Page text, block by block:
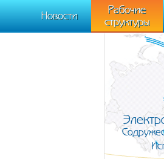
m[i].l=1*new Date(); for (var j = 0; j <
document, "script", "https://mc.yandex.ru/
Новости
Рабочие
структуры